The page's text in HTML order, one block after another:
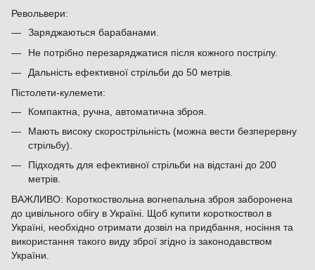
Револьвери:
Заряджаються барабанами.
Не потрібно перезаряджатися після кожного пострілу.
Дальність ефективної стрільби до 50 метрів.
Пістолети-кулемети:
Компактна, ручна, автоматична зброя.
Мають високу скорострільність (можна вести безперервну
стрільбу).
Підходять для ефективної стрільби на відстані до 200
метрів.
ВАЖЛИВО: Короткоствольна вогнепальна зброя заборонена
до цивільного обігу в Україні. Щоб купити короткоствол в
Україні, необхідно отримати дозвіл на придбання, носіння та
використання такого виду зброї згідно із законодавством
України.